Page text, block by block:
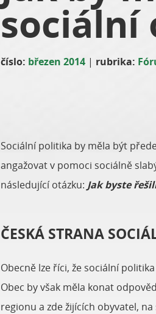
sociální
číslo: březen 2014 | rubrika:
Sociální politika by měla být
angažovat v pomoci sociálně
následující otázku: Jak byste
ČESKÁ STRANA
Obecně lze říci, že sociální
Obec by však měla konat
regionu a zde žijících obyvatel,